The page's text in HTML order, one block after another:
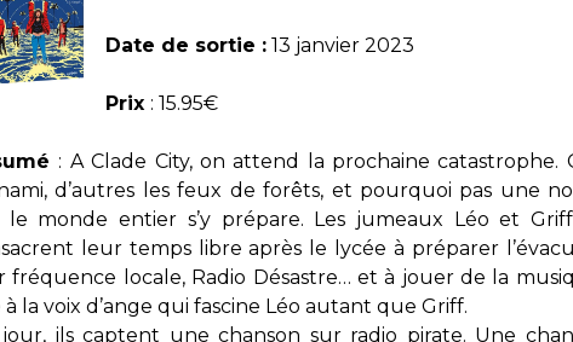
Date de sortie : 13 janvier 2023
Prix : 15.95€
: A Clade City, on attend la prochaine catastrophe.
d’autres les feux de forêts, et pourquoi pas une
le monde entier s’y prépare. Les jumeaux Léo et
leur temps libre après le lycée à préparer
fréquence locale, Radio Désastre… et à jouer de la
la voix d’ange qui fascine Léo autant que Griff.
ils captent une chanson sur radio pirate. Une